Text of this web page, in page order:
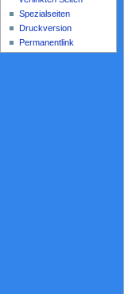
Spezialseiten
Druckversion
Permanentlink